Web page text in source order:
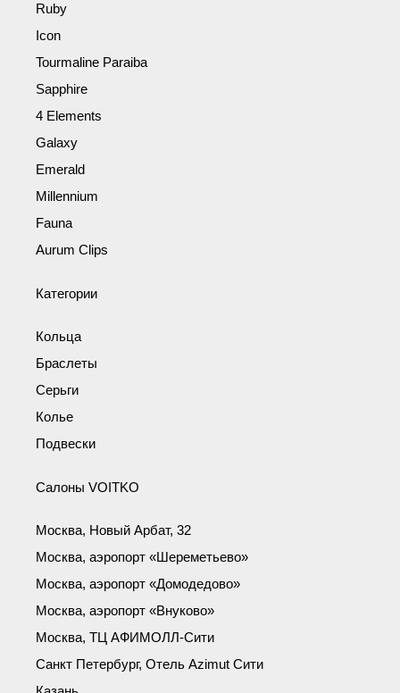
Ruby
Icon
Tourmaline Paraiba
Sapphire
4 Elements
Galaxy
Emerald
Millennium
Fauna
Aurum Clips
Категории
Кольца
Браслеты
Серьги
Колье
Подвески
Салоны VOITKO
Москва, Новый Арбат, 32
Москва, аэропорт «Шереметьево»
Москва, аэропорт «Домодедово»
Москва, аэропорт «Внуково»
Москва, ТЦ АФИМОЛЛ-Сити
Санкт Петербург, Отель Azimut Сити